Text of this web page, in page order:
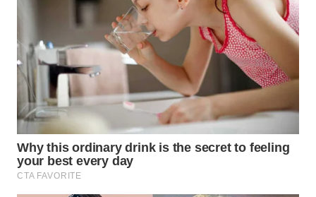
WN
SUMEDANG
WN
CIANJUR
WN
KEPULAUAN